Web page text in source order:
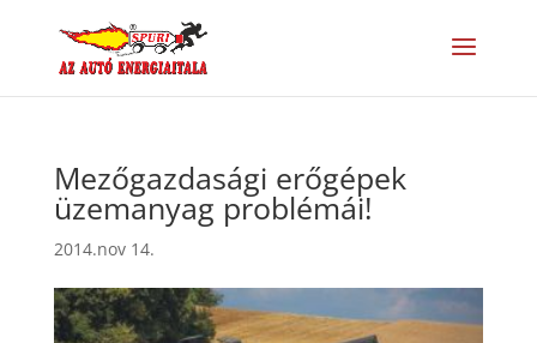
Mezőgazdasági erőgépek
üzemanyag problémái!
2014.nov 14.